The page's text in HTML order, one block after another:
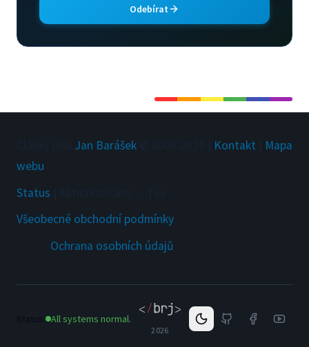
Odebírat
Jan Barášek Kontakt
Mapa
webu
Status
Všeobecné obchodní podmínky
Ochrana osobních údajů
All systems normal.
2026